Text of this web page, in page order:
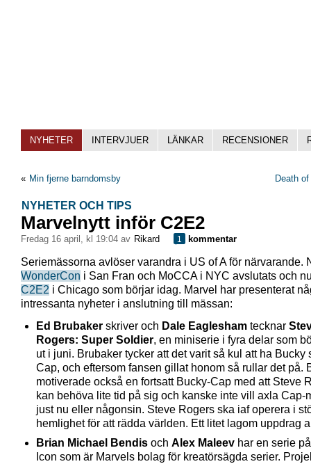
NYHETER INTERVJUER LÄNKAR RECENSIONER
« Min fjerne barndomsby Death
NYHETER OCH TIPS
Marvelnytt inför C2E2
fredag 16 april, kl 19:04 av Rikard 1 kommentar
Seriemässorna avlöser varandra i US of A för närvarande.
WonderCon i San Fran och MoCCA i NYC avslutats och
C2E2 i Chicago som börjar idag. Marvel har presenterat
intressanta nyheter i anslutning till mässan:
Ed Brubaker skriver och Dale Eaglesham tecknar
Rogers: Super Soldier, en miniserie i fyra delar som
ut i juni. Brubaker tycker att det varit så kul att ha Bucky
Cap, och eftersom fansen gillat honom så rullar det på.
motiverade också en fortsatt Bucky-Cap med att Steve
kan behöva lite tid på sig och kanske inte vill axla Cap-
just nu eller någonsin. Steve Rogers ska iaf operera i
hemlighet för att rädda världen. Ett litet lagom uppdrag
Brian Michael Bendis och Alex Maleev har en serie
Icon som är Marvels bolag för kreatörsägda serier.